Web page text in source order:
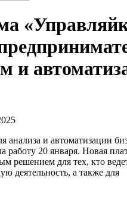
и
анализа и автоматизации
работу 20 января. Новая
решением для тех, кто
деятельность, а также для